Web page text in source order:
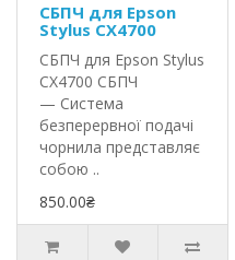
СБПЧ для Epson
Stylus CX4700
СБПЧ для Epson Stylus
CX4700 СБПЧ
— Система
безперервної подачі
чорнила представляє
собою ..
850.00₴